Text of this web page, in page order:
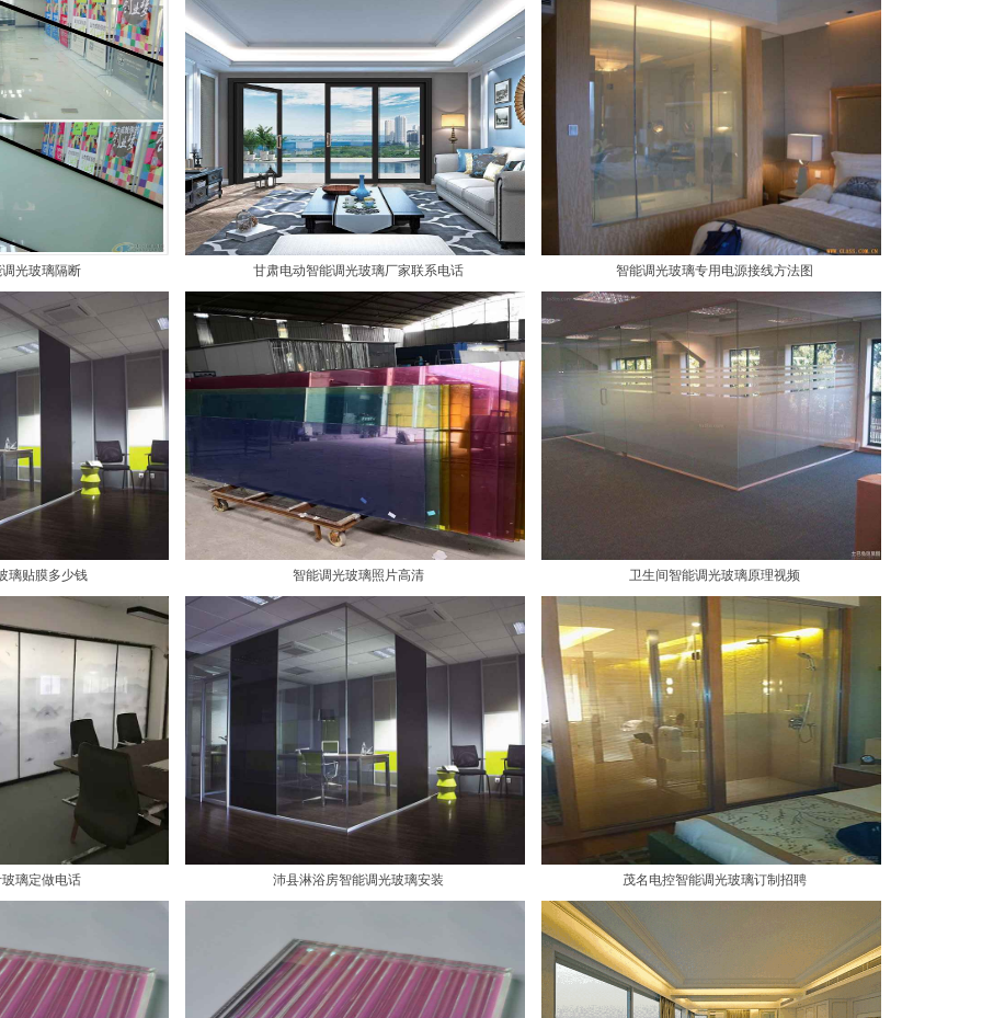
光玻璃隔断 甘肃电动智能调光玻璃厂家联系电话 智能调光玻璃专用电源接线方法图
璃贴膜多少钱 智能调光玻璃照片高清 卫生间智能调光玻璃原理视频
璃定做电话 沛县淋浴房智能调光玻璃安装 茂名电控智能调光玻璃订制招聘